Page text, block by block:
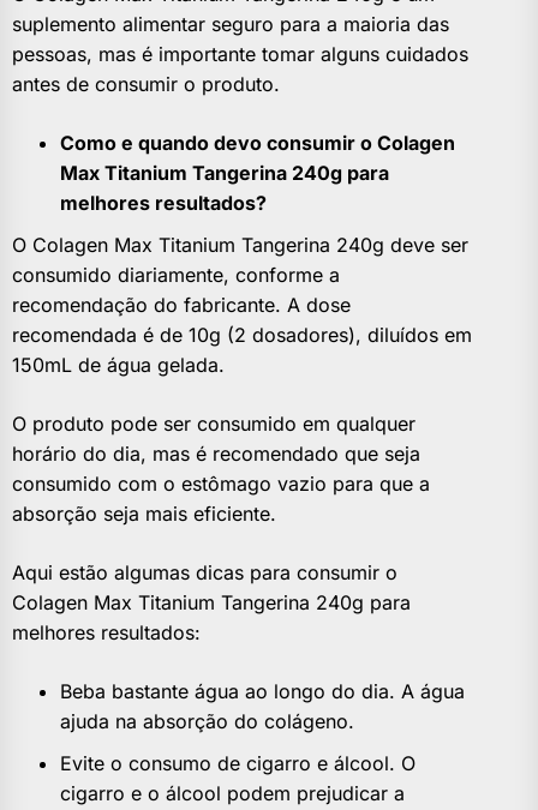
suplemento alimentar seguro para a maioria das
pessoas, mas é importante tomar alguns cuidados
antes de consumir o produto.
Como e quando devo consumir o Colagen
Max Titanium Tangerina 240g para
melhores resultados?
O Colagen Max Titanium Tangerina 240g deve ser
consumido diariamente, conforme a
recomendação do fabricante. A dose
recomendada é de 10g (2 dosadores), diluídos em
150mL de água gelada.
O produto pode ser consumido em qualquer
horário do dia, mas é recomendado que seja
consumido com o estômago vazio para que a
absorção seja mais eficiente.
Aqui estão algumas dicas para consumir o
Colagen Max Titanium Tangerina 240g para
melhores resultados:
Beba bastante água ao longo do dia. A água
ajuda na absorção do colágeno.
Evite o consumo de cigarro e álcool. O
cigarro e o álcool podem prejudicar a